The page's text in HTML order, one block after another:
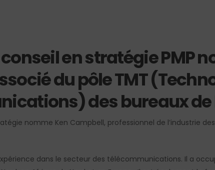
en stratégie PMP
du pôle TMT
des bureaux de
nomme Ken Campbell, professionnel de l’industrie
dans le secteur des télécommunications. Il a